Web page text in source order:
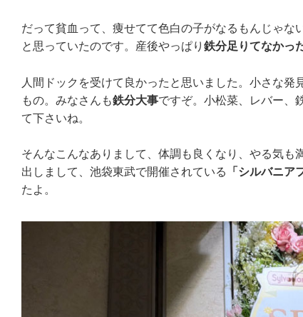
だって貧血って、痩せてて色白の子がなるもんじゃな
と思っていたのです。産後やっぱり 鉄分足りてなかっ
人間ドックを受けて良かったと思いました。小さな
もの。みなさんも鉄分大事ですぞ。小松菜、レバー、
て下さいね。
そんなこんなありまして、体調も良くなり、やる気も
出しまして、池袋東武で開催されている
「シルバニア
たよ。